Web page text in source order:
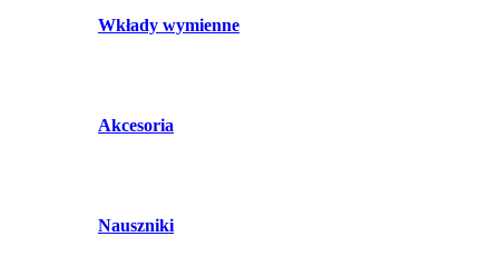
Wkłady wymienne
Akcesoria
Nauszniki